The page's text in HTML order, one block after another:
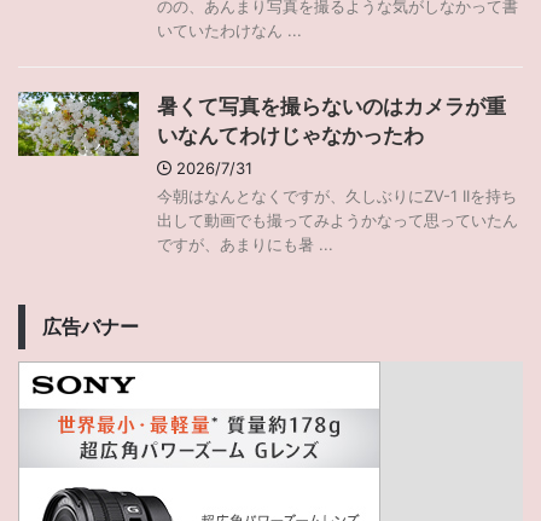
のの、あんまり写真を撮るような気がしなかって書
いていたわけなん ...
暑くて写真を撮らないのはカメラが重
いなんてわけじゃなかったわ
2026/7/31
今朝はなんとなくですが、久しぶりにZV-1 IIを持ち
出して動画でも撮ってみようかなって思っていたん
ですが、あまりにも暑 ...
広告バナー